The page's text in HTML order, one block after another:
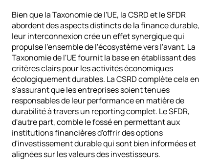
Bien que la Taxonomie de l'UE, la CSRD et le SFDR
abordent des aspects distincts de la finance durable,
leur interconnexion crée un effet synergique qui
propulse l'ensemble de l'écosystème vers l'avant. La
Taxonomie de l'UE fournit la base en établissant des
critères clairs pour les activités économiques
écologiquement durables. La CSRD complète cela en
s'assurant que les entreprises soient tenues
responsables de leur performance en matière de
durabilité à travers un reporting complet. Le SFDR,
d'autre part, comble le fossé en permettant aux
institutions financières d'offrir des options
d'investissement durable qui sont bien informées et
alignées sur les valeurs des investisseurs.